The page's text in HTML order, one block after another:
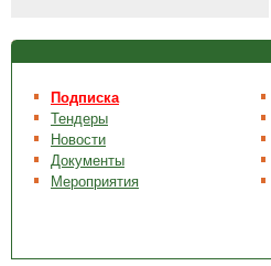
Подписка
Тендеры
Новости
Документы
Мероприятия